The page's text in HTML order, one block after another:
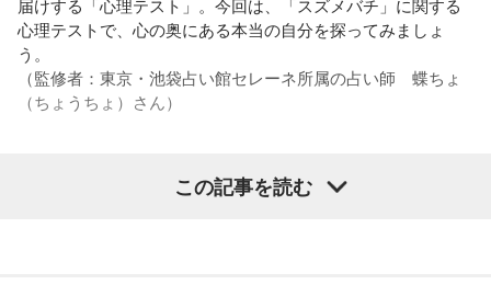
また、有吉は「吉本（興業）は縦がちゃんとしているじゃ
ん。それは養成所でもそういう教えがあるんだろうし、先輩
からも受け継がれるからだと思うんだよね」と他事務所と比
届けする「心理テスト」。今回は、「スズメバチ」に関する
心理テストで、心の奥にある本当の自分を探ってみましょ
う。
（監修者：東京・池袋占い館セレーネ所属の占い師 蝶ちょ
（ちょうちょ）さん）
この記事を読む